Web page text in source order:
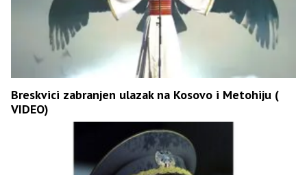
Breskvici zabranjen ulazak na Kosovo i Metohiju (
VIDEO)